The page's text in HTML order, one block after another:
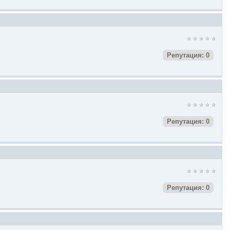
Репутация: 0
Репутация: 0
Репутация: 0